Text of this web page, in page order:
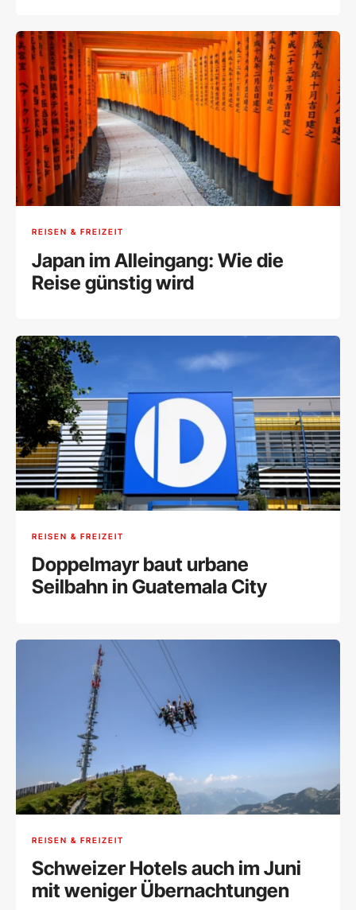
REISEN & FREIZEIT
Japan im Alleingang: Wie die
Reise günstig wird
REISEN & FREIZEIT
Doppelmayr baut urbane
Seilbahn in Guatemala City
REISEN & FREIZEIT
Schweizer Hotels auch im Juni
mit weniger Übernachtungen